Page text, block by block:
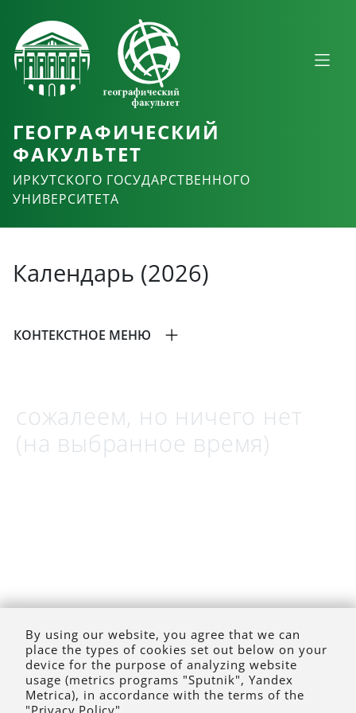
ГЕОГРАФИЧЕСКИЙ
ФАКУЛЬТЕТ
ИРКУТСКОГО ГОСУДАРСТВЕННОГО
УНИВЕРСИТЕТА
Календарь (2026)
КОНТЕКСТНОЕ МЕНЮ
сожалеем, но ничего нет
(на выбранное время)
By using our website, you agree that we can
place the types of cookies set out below on your
device for the purpose of analyzing website
usage (metrics programs "Sputnik", Yandex
Metrica), in accordance with the terms of the
"Privacy Policy"